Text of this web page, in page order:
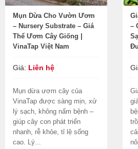
Mụn Dừa Cho Vườn Ươm
– Nursery Substrate – Giá
Thể Ươm Cây Giống |
VinaTap Việt Nam
Giá: Liên hệ
Mụn dừa ươm cây của
VinaTap được sàng mịn, xử
lý sạch, không nấm bệnh –
giúp cây con phát triển
nhanh, rễ khỏe, tỉ lệ sống
cao. Lý...
–